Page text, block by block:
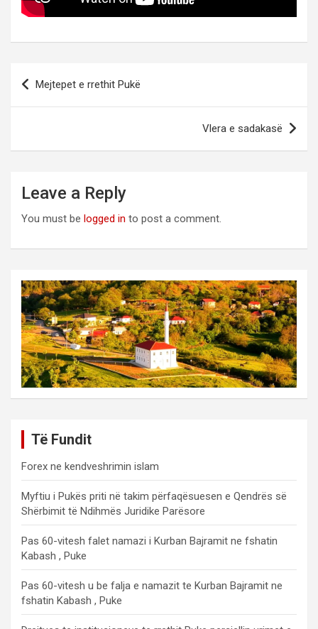
Post
navigation
Mejtepet e rrethit Pukë
Vlera e sadakasë
Leave a Reply
You must be logged in to post a comment.
Të Fundit
Forex ne kendveshrimin islam
Myftiu i Pukës priti në takim përfaqësuesen e Qendrës së
Shërbimit të Ndihmës Juridike Parësore
Pas 60-vitesh falet namazi i Kurban Bajramit ne fshatin
Kabash , Puke
Pas 60-vitesh u be falja e namazit te Kurban Bajramit ne
fshatin Kabash , Puke